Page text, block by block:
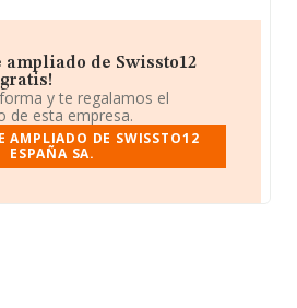
de Swissto12
gratis!
y te regalamos el
de esta empresa.
AMPLIADO DE SWISSTO12
ESPAÑA SA.